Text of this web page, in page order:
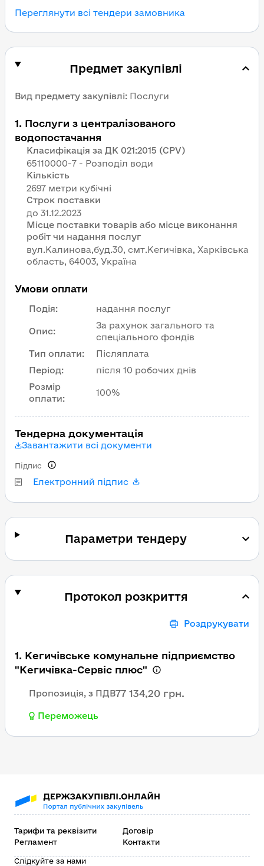
Переглянути всі тендери замовника
Предмет закупівлі
Вид предмету закупівлі: Послуги
1. Послуги з централізованого
водопостачання
Класифікація за ДК 021:2015 (CPV)
65110000-7 - Розподіл води
Кількість
2697 метри кубічні
Строк поставки
Місце поставки товарів або місце виконання
робіт чи надання послуг
вул.Калинова,буд.30, смт.Кегичівка, Харківська
область, 64003, Україна
Умови оплати
Подія: надання послуг
Опис:
За рахунок загального та
спеціального фондів
Тип оплати:
Післяплата
Період:
після 10 робочих днів
Розмір
оплати:
100%
Тендерна документація
Завантажити всі документи
Електронний підпис
Підпис
Параметри тендеру
Протокол розкриття
Роздрукувати
1. Кегичівське комунальне підприємство
"Кегичівка-Сервіс плюс"
Пропозиція, з ПДВ77 134,20 грн.
Переможець
Тарифи та реквізити
Договір
Регламент
Контакти
Слідкуйте за нами